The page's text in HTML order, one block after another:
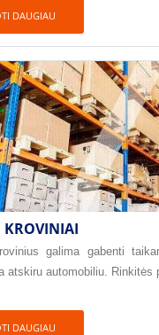
DAUGIAU
galima gabenti
atskiru automobiliu. Rinkitės
DAUGIAU